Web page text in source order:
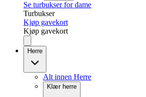
Se turbukser for dame
Turbukser
Kjøp gavekort
Kjøp gavekort
Herre
Alt innen Herre
Klær herre